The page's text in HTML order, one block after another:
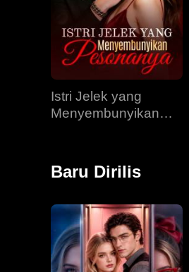
Istri Jelek yang
Menyembunyikan
Baru Dirilis